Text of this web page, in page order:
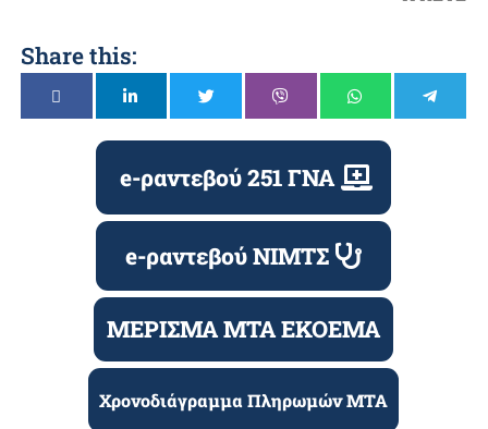
Share this:
e-ραντεβού 251 ΓΝΑ
e-ραντεβού ΝΙΜΤΣ
ΜΕΡΙΣΜΑ ΜΤΑ ΕΚΟΕΜΑ
Χρονοδιάγραμμα Πληρωμών ΜΤΑ